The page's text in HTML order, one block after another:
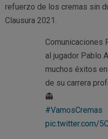
refuerzo de los cremas sin
Clausura 2021.
Comunicaciones
al jugador Pablo
muchos éxitos
de su carrera
👻
#VamosCremas
pic.twitter.com/